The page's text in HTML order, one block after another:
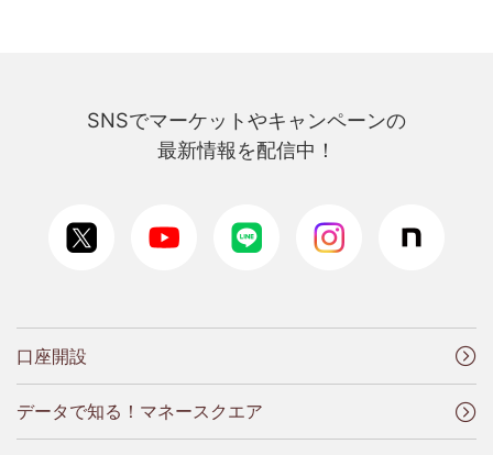
SNSでマーケットやキャンペーンの
最新情報を配信中！
口座開設
データで知る！マネースクエア